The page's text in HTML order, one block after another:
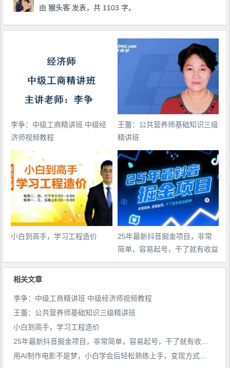
由猴头客 发表，共 1103 字。
李争：中级工商精讲班 中级经
济师视频教程
王蕾：公共营养师基础知识三级
精讲班
小白到高手，学习工程造价
25年最新抖音掘金项目，非常
简单，容易起号，干了就有收益
那种
相关文章
李争：中级工商精讲班 中级经济师视频教程
王蕾：公共营养师基础知识三级精讲班
小白到高手，学习工程造价
25年最新抖音掘金项目，非常简单，容易起号，干了就有收益那种
用AI制作电影不是梦，小白学会后轻松熟练上手，变现方式多样，日入2张+